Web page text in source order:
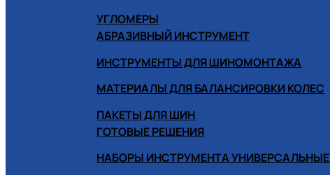
УГЛОМЕРЫ
АБРАЗИВНЫЙ ИНСТРУМЕНТ
ИНСТРУМЕНТЫ ДЛЯ ШИНОМОНТАЖА
МАТЕРИАЛЫ ДЛЯ БАЛАНСИРОВКИ КОЛЕС
ПАКЕТЫ ДЛЯ ШИН
ГОТОВЫЕ РЕШЕНИЯ
НАБОРЫ ИНСТРУМЕНТА УНИВЕРСАЛЬНЫЕ